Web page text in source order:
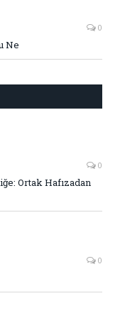
0
Ne
0
Ortak Hafızadan
0